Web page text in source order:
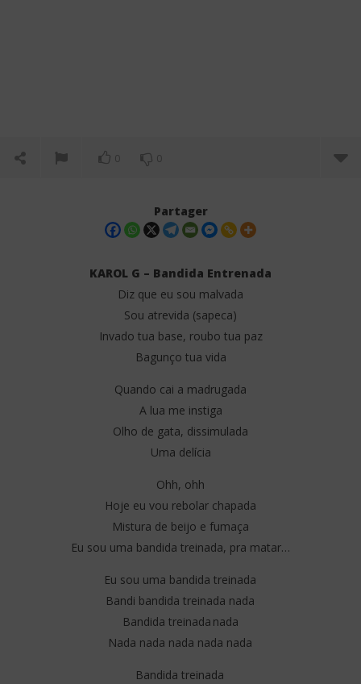
0 0
NOW VIEWING
KAROL G – Bandida Entrenada (Lyrics)
Partager
KAROL G – Bandida Entrenada
Diz que eu sou malvada
Sou atrevida (sapeca)
Invado tua base, roubo tua paz
Bagunço tua vida
Quando cai a madrugada
A lua me instiga
Olho de gata, dissimulada
Uma delícia
Ohh, ohh
Hoje eu vou rebolar chapada
Mistura de beijo e fumaça
Eu sou uma bandida treinada, pra matar…
Eu sou uma bandida treinada
Bandi bandida treinada nada
Bandida treinada nada
Nada nada nada nada nada
Bandida treinada